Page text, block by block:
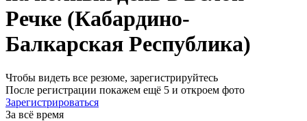
Речке (Кабардино-
Балкарская Республика)
Чтобы видеть все резюме, зарегистрируйтесь
После регистрации покажем ещё 5 и откроем фото
Зарегистрироваться
За всё время